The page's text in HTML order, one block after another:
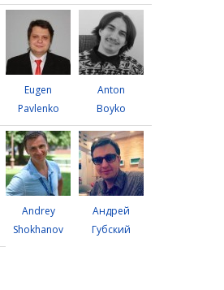
Eugen
Pavlenko
Anton
Boyko
Andrey
Shokhanov
Андрей
Губский